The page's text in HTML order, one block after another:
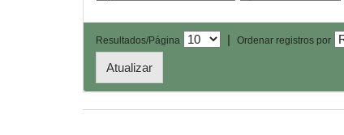
Resultados/Página | Ordenar registros por